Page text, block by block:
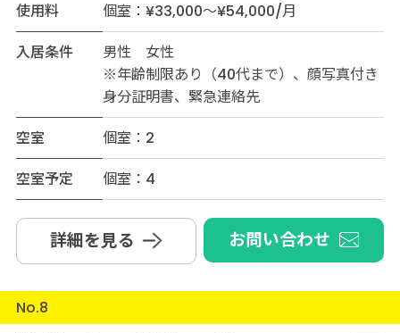
使用料
個室：¥33,000～¥54,000/月
入居条件
男性 女性
※年齢制限あり（40代まで）、顔写真付き
身分証明書、緊急連絡先
空室
個室：2
空室予定
個室：4
詳細を見る お問い合わせ
No.8